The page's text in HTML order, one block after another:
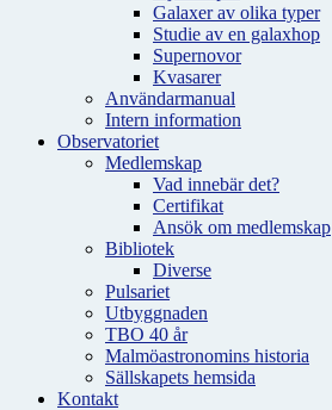
Galaxer av olika typer
Studie av en galaxhop
Supernovor
Kvasarer
Användarmanual
Intern information
Observatoriet
Medlemskap
Vad innebär det?
Certifikat
Ansök om medlemskap
Bibliotek
Diverse
Pulsariet
Utbyggnaden
TBO 40 år
Malmöastronomins historia
Sällskapets hemsida
Kontakt